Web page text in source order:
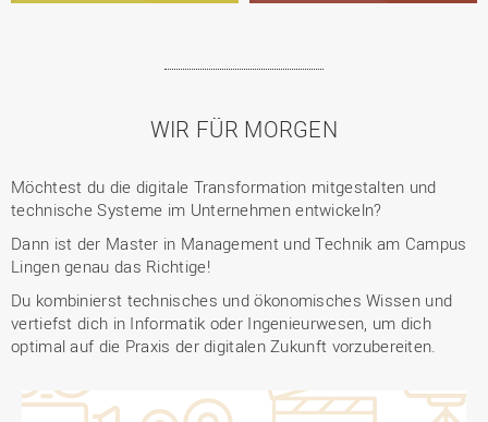
WIR FÜR MORGEN
Möchtest du die digitale Transformation mitgestalten und
technische Systeme im Unternehmen entwickeln?
Dann ist der Master in Management und Technik am Campus
Lingen genau das Richtige!
Du kombinierst technisches und ökonomisches Wissen und
vertiefst dich in Informatik oder Ingenieurwesen, um dich
optimal auf die Praxis der digitalen Zukunft vorzubereiten.